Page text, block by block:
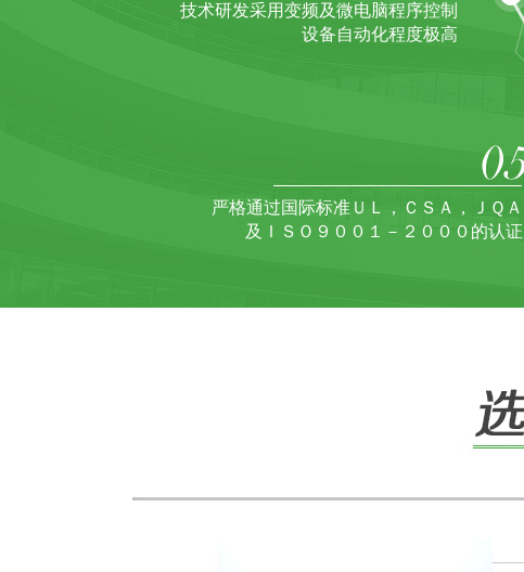
技术研发采用变频及微电脑程序控制
设备自动化程度极高
严格通过国际标准ＵＬ，ＣＳＡ，ＪＱＡ
及ＩＳＯ９００１－２０００的认证